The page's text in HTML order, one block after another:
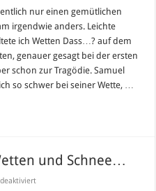
nur einen gemütlichen
irgendwie anders. Leichte
ich Wetten Dass…? auf dem
genauer gesagt bei der ersten
schon zur Tragödie. Samuel
so schwer bei seiner Wette, …
und Schnee…
für